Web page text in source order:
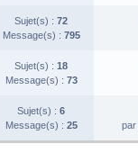
Sujet(s) : 72
Message(s) : 795
Sujet(s) : 18
Message(s) : 73
Sujet(s) : 6
Message(s) : 25
par